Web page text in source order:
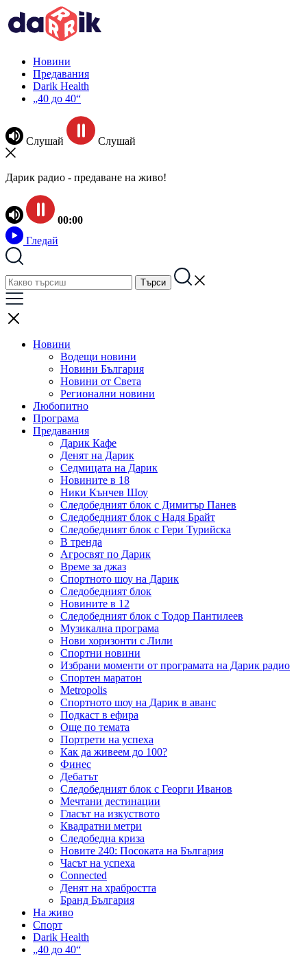
Новини
Предавания
Darik Health
„40 до 40“
Слушай Слушай
Дарик радио - предаване на живо!
00:00
Гледай
Новини
Водещи новини
Новини България
Новини от Света
Регионални новини
Любопитно
Програма
Предавания
Дарик Кафе
Денят на Дарик
Седмицата на Дарик
Новините в 18
Ники Кънчев Шоу
Следобедният блок с Димитър Панев
Следобедният блок с Надя Брайт
Следобедният блок с Гери Турийска
В тренда
Агросвят по Дарик
Време за джаз
Спортното шоу на Дарик
Следобедният блок
Новините в 12
Следобедният блок с Тодор Пантилеев
Музикална програма
Нови хоризонти с Лили
Спортни новини
Избрани моменти от програмата на Дарик радио
Спортен маратон
Metropolis
Спортното шоу на Дарик в аванс
Подкаст в ефира
Още по темата
Портрети на успеха
Как да живеем до 100?
Финес
Дебатът
Следобедният блок с Георги Иванов
Мечтани дестинации
Гласът на изкуството
Квадратни метри
Следобедна криза
Новите 240: Посоката на България
Часът на успеха
Connected
Денят на храбростта
Бранд България
На живо
Спорт
Darik Health
„40 до 40“